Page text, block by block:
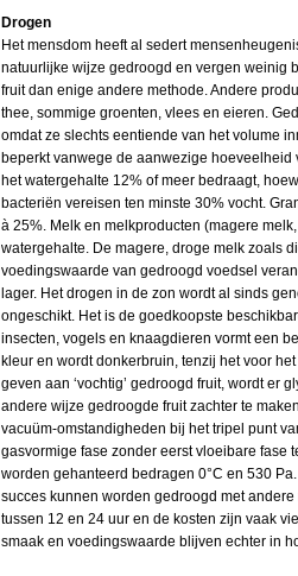
Drogen
Het mensdom heeft al sedert
natuurlijke wijze gedroogd en vergen weinig
fruit dan enige andere methode. Andere
thee, sommige groenten, vlees en eieren.
omdat ze slechts eentiende van het volume
beperkt vanwege de aanwezige
het watergehalte 12% of meer bedraagt,
bacteriën vereisen ten minste 30% vocht.
à 25%. Melk en melkproducten (magere
watergehalte. De magere, droge melk zoals
voedingswaarde van gedroogd voedsel
lager. Het drogen in de zon wordt al sinds
ongeschikt. Het is de goedkoopste
insecten, vogels en knaagdieren vormt een
kleur en wordt donkerbruin, tenzij het voor
geven aan ‘vochtig’ gedroogd fruit, wordt er
andere wijze gedroogde fruit zachter te
vacuüm-omstandigheden bij het tripel punt
gasvormige fase zonder eerst vloeibare fase
worden gehanteerd bedragen 0°C en 530
succes kunnen worden gedroogd met
tussen 12 en 24 uur en de kosten zijn vaak
smaak en voedingswaarde blijven echter in